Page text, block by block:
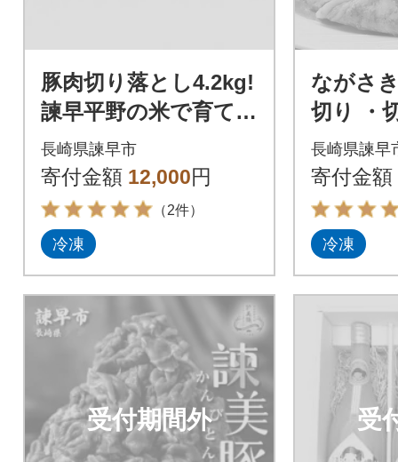
豚肉切り落とし4.2kg!
諫早平野の米で育てた
諫美豚(かんびとん)
【おいしく地域応援P
J】
長崎県諫早市
寄付金額 12,000円
（2件）
冷凍
ながさ
切り ・
ース薄
ラ薄切
切落し
長崎県諫早
寄付金額
冷凍
受付期間外 受